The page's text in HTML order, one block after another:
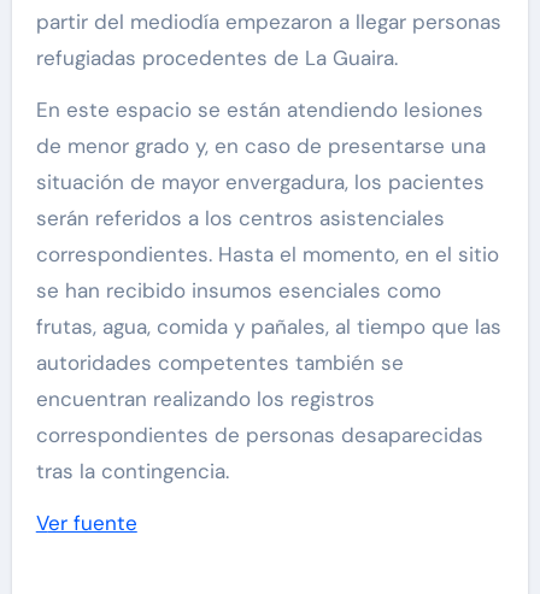
partir del mediodía empezaron a llegar personas
refugiadas procedentes de La Guaira.
En este espacio se están atendiendo lesiones
de menor grado y, en caso de presentarse una
situación de mayor envergadura, los pacientes
serán referidos a los centros asistenciales
correspondientes. Hasta el momento, en el sitio
se han recibido insumos esenciales como
frutas, agua, comida y pañales, al tiempo que las
autoridades competentes también se
encuentran realizando los registros
correspondientes de personas desaparecidas
tras la contingencia.
Ver fuente